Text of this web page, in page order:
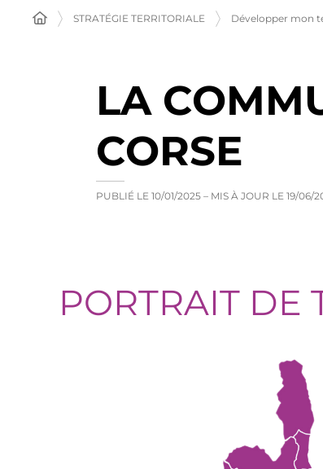
STRATÉGIE TERRITORIALE Développer mon
LA
CORSE
PUBLIÉ LE 10/01/2025 – MIS À JOUR LE 19/06/
PORTRAIT DE